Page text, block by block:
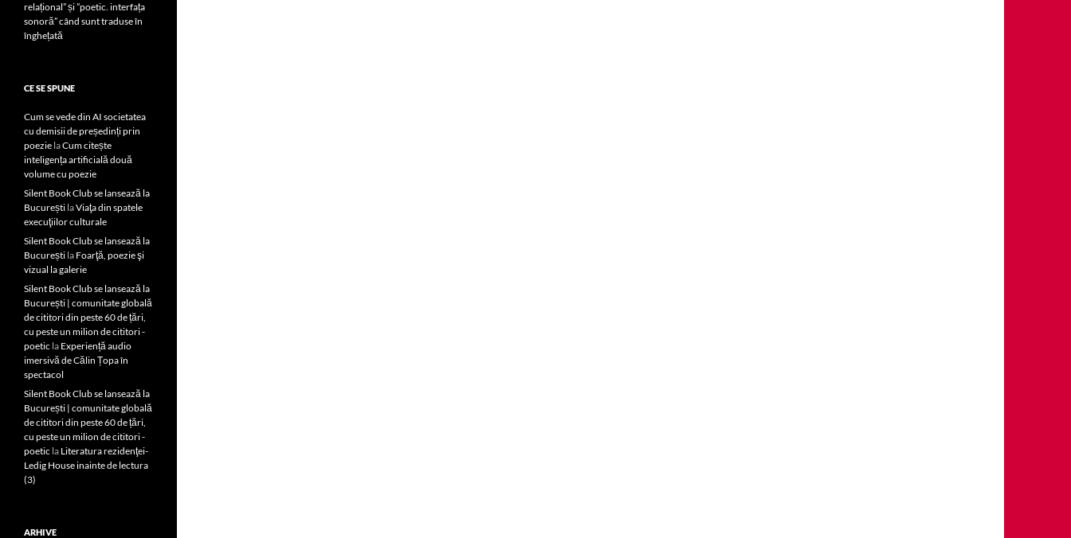
relațional” și ”poetic. interfața
sonoră” când sunt traduse în
înghețată
CE SE SPUNE
Cum se vede din AI societatea
cu demisii de președinți prin
poezie laCum citește
inteligența artificială două
volume cu poezie
Silent Book Club se lansează la
București laViaţa din spatele
execuţiilor culturale
Silent Book Club se lansează la
București la Foarţă, poezie şi
vizual la galerie
Silent Book Club se lansează la
București | comunitate globală
de cititori din peste 60 de țări,
cu peste un milion de cititori -
poetic la Experiență audio
imersivă de Călin Țopa în
spectacol
Silent Book Club se lansează la
București | comunitate globală
de cititori din peste 60 de țări,
cu peste un milion de cititori -
poetic la Literatura rezidenţei-
Ledig House inainte de lectura
(3)
ARHIVE